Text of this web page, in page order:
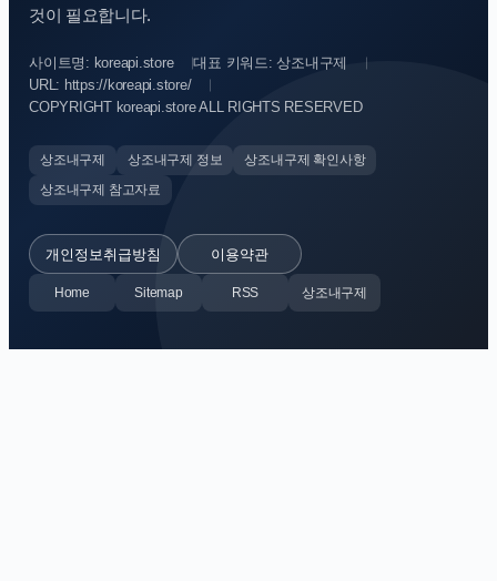
것이 필요합니다.
사이트명: koreapi.store
대표 키워드: 상조내구제
URL: https://koreapi.store/
COPYRIGHT koreapi.store ALL RIGHTS RESERVED
상조내구제 상조내구제 정보
상조내구제 확인사항
상조내구제 참고자료
개인정보취급방침 이용약관
Home Sitemap RSS 상조내구제